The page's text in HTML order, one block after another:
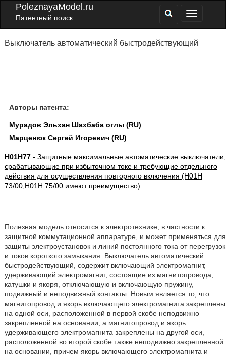
PoleznayaModel.ru
Патентный поиск
Выключатель автоматический быстродействующий
Авторы патента:
Мурадов Эльхан Шахбаба оглы (RU)
Марценюк Сергей Игоревич (RU)
H01H77- Защитные максимальные автоматические выключатели,
срабатывающие при избыточном токе и требующие отдельного
действия для осуществления повторного включения (H01H
73/00,H01H 75/00 имеют преимущество)
Полезная модель относится к электротехнике, в частности к
защитной коммутационной аппаратуре, и может применяться для
защиты электроустановок и линий постоянного тока от перегрузок
и токов короткого замыкания. Выключатель автоматический
быстродействующий, содержит включающий электромагнит,
удерживающий электромагнит, состоящие из магнитопровода,
катушки и якоря, отключающую и включающую пружину,
подвижный и неподвижный контакты. Новым является то, что
магнитопровод и якорь включающего электромагнита закреплены
на одной оси, расположенной в первой скобе неподвижно
закрепленной на основании, а магнитопровод и якорь
удерживающего электромагнита закреплены на другой оси,
расположенной во второй скобе также неподвижно закрепленной
на основании, причем якорь включающего электромагнита и